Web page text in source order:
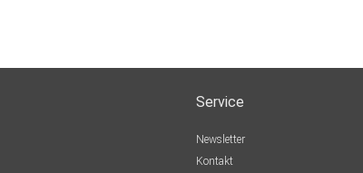
Service
Newsletter
Kontakt